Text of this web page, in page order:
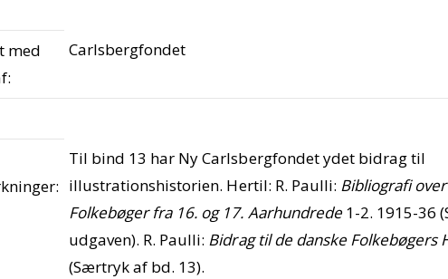
med
Carlsbergfondet
Til bind 13 har Ny Carlsbergfondet ydet bidrag til
illustrationshistorien. Hertil: R. Paulli: Bibliografi
Folkebøger fra 16. og 17. Aarhundrede1-2. 1915-36
udgaven). R. Paulli: Bidrag til de danske Folkebøgers
(Særtryk af bd. 13).